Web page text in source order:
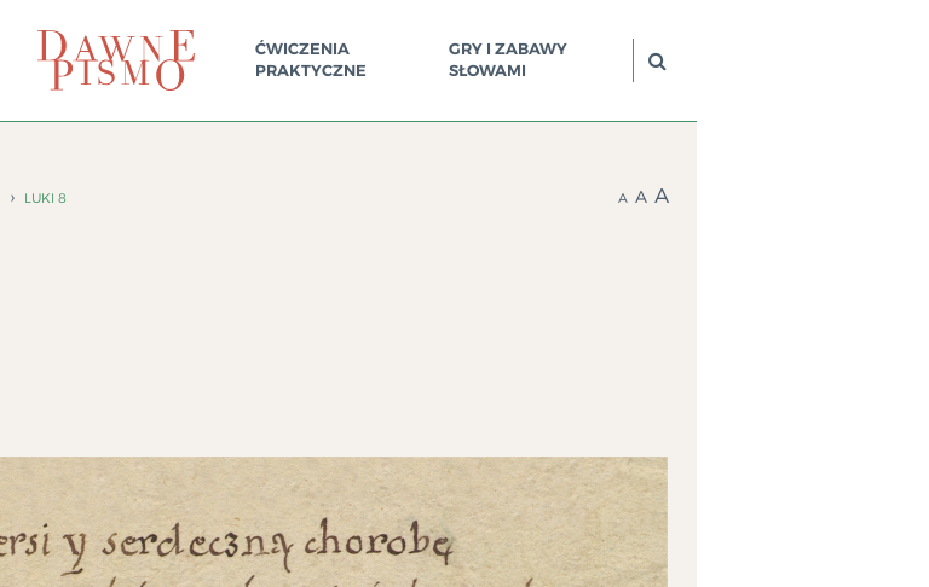
ĆWICZENIA
PRAKTYCZNE
GRY I ZABAWY
SŁOWAMI
A A A
LUKI 8